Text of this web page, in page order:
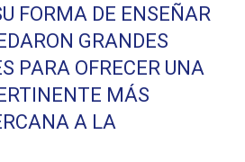
FORMA DE ENSEÑAR
GRANDES
PARA OFRECER UNA
MÁS
A LA